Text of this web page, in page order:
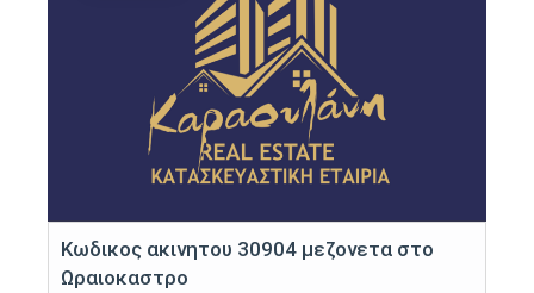
Κωδικος ακινητου 30904 μεζονετα στο
Ωραιοκαστρο